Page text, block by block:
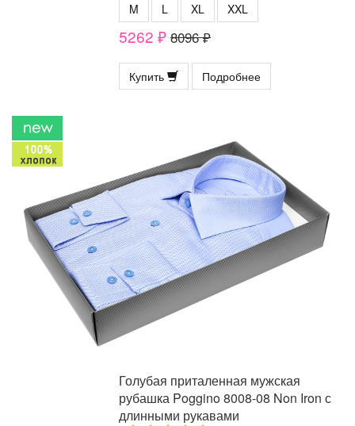
M L XL XXL
5262 ₽ 8096 ₽
Купить Подробнее
Голубая приталенная мужская
рубашка Poggino 8008-08 Non Iron с
длинными рукавами